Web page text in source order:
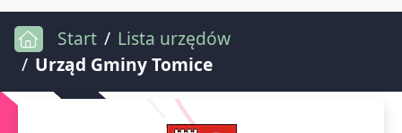
Start
Lista urzędów
Urząd Gminy Tomice